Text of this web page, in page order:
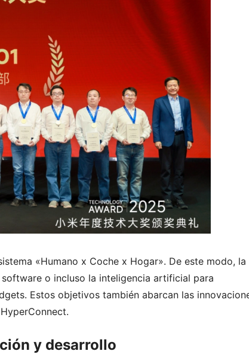
«Humano x Coche x Hogar». De este modo, la
o incluso la inteligencia artificial para
Estos objetivos también abarcan las
y desarrollo